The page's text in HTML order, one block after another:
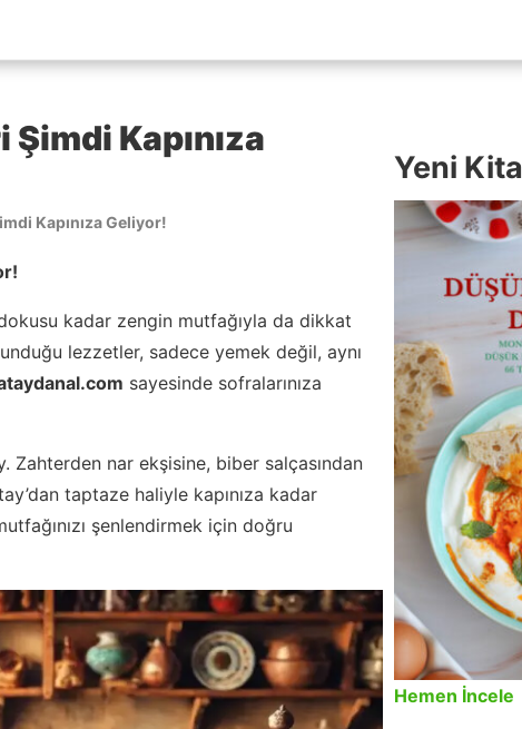
Kapınıza
Kapınıza Geliyor!
kadar zengin mutfağıyla da dikkat
lezzetler, sadece yemek değil, aynı
sayesinde sofralarınıza
Zahterden nar ekşisine, biber salçasından
taptaze haliyle kapınıza kadar
şenlendirmek için doğru
Yeni
Hemen İncele